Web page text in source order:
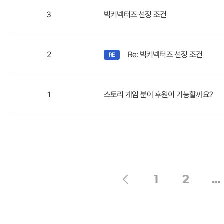
3 빅커넥터즈 선정 조건
2 Re: 빅커넥터즈 선정 조건
1 스토리 게임 분야 후원이 가능할까요?
1 2 ...